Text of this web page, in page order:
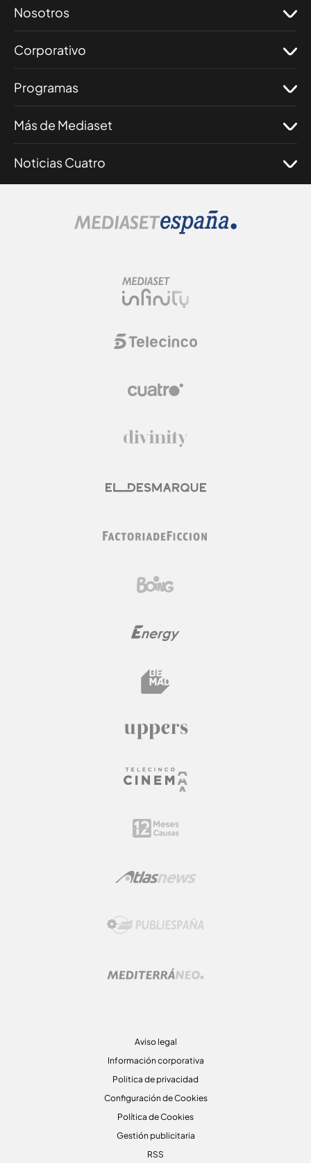
Nosotros
Corporativo
Programas
Más de Mediaset
Noticias Cuatro
Aviso legal
Información corporativa
Politica de privacidad
Configuración de Cookies
Política de Cookies
Gestión publicitaria
RSS